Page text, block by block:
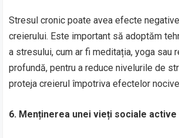
Stresul cronic poate avea efecte
creierului. Este important să adoptăm
a stresului, cum ar fi meditația, yoga sau
profundă, pentru a reduce nivelurile de
proteja creierul împotriva efectelor
6. Menținerea unei vieți sociale active